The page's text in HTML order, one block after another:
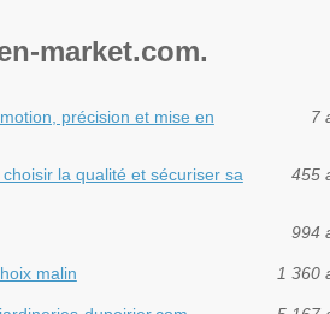
market.com.
précision et mise en
7
la qualité et sécuriser sa
455
994
malin 1 360